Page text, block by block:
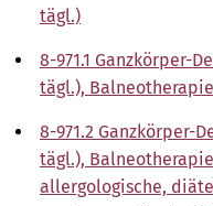
tägl.)
8-971.1 Ganzkörper-
tägl.),
8-971.2 Ganzkörper-
tägl.),
allergologische,